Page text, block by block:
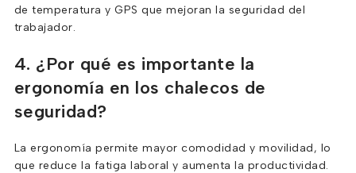
de temperatura y GPS que mejoran la seguridad del
trabajador.
4. ¿Por qué es importante la
ergonomía en los chalecos de
seguridad?
La ergonomía permite mayor comodidad y movilidad, lo
que reduce la fatiga laboral y aumenta la productividad.